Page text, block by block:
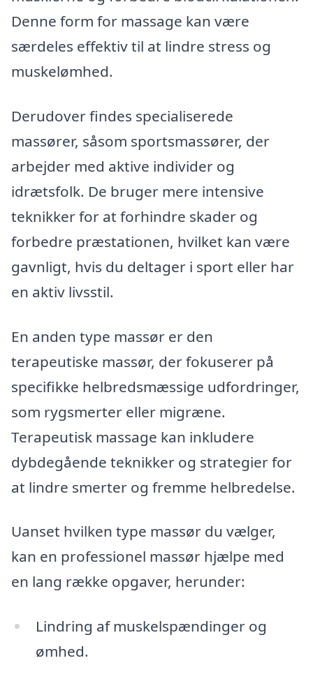
Denne form for massage kan være
særdeles effektiv til at lindre stress og
muskelømhed.
Derudover findes specialiserede
massører, såsom sportsmassører, der
arbejder med aktive individer og
idrætsfolk. De bruger mere intensive
teknikker for at forhindre skader og
forbedre præstationen, hvilket kan være
gavnligt, hvis du deltager i sport eller har
en aktiv livsstil.
En anden type massør er den
terapeutiske massør, der fokuserer på
specifikke helbredsmæssige udfordringer,
som rygsmerter eller migræne.
Terapeutisk massage kan inkludere
dybdegående teknikker og strategier for
at lindre smerter og fremme helbredelse.
Uanset hvilken type massør du vælger,
kan en professionel massør hjælpe med
en lang række opgaver, herunder:
Lindring af muskelspændinger og
ømhed.